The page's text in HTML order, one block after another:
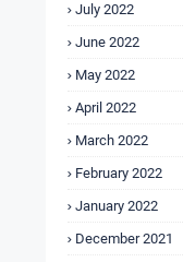
July 2022
June 2022
May 2022
April 2022
March 2022
February 2022
January 2022
December 2021